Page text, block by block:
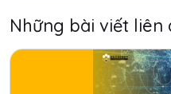
Những bài viết liên